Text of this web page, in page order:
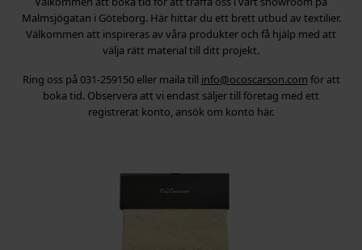
Malmsjögatan i Göteborg. Här hittar du ett brett utbud av textilier.
Välkommen att inspireras av våra produkter och få hjälp med att
välja rätt material till ditt projekt.
Ring oss på 031-259150 eller maila till info@ocoscarson.com för att
boka tid. Observera att vi endast säljer till företag med ett
registrerat konto, ansök om konto här.